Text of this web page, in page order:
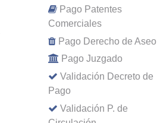
Pago Patentes
Comerciales
Pago Derecho de Aseo
Pago Juzgado
Validación Decreto de
Pago
Validación P. de